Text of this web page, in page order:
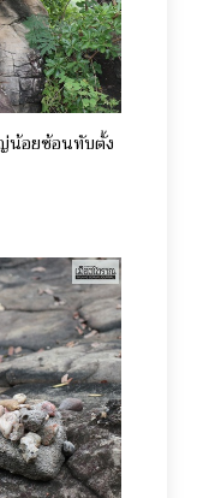
น้อยซ้อนทับตั้ง